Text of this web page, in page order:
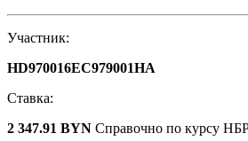
Участник:
HD970016EC979001HA
Ставка:
2 347.91 BYN Справочно по курсу